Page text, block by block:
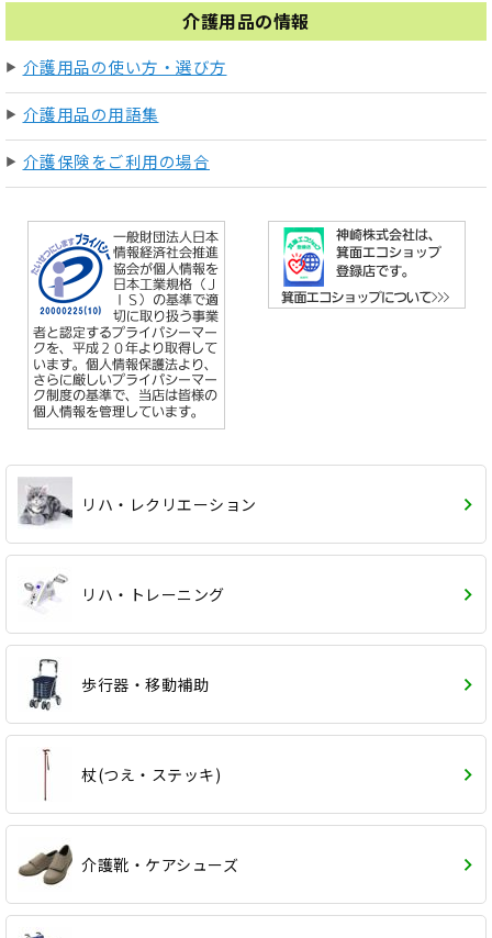
介護用品の情報
介護用品の使い方・選び方
介護用品の用語集
介護保険をご利用の場合
リハ・レクリエーション
リハ・トレーニング
歩行器・移動補助
杖(つえ・ステッキ)
介護靴・ケアシューズ